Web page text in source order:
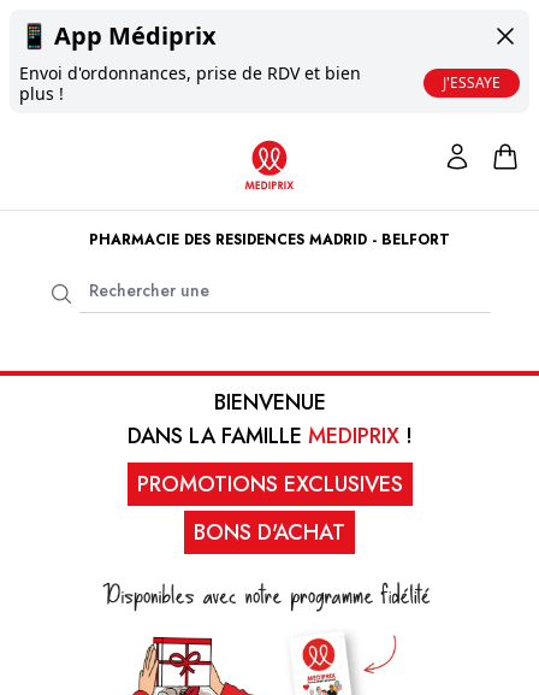
📱 App Médiprix
Envoi d'ordonnances, prise de RDV et bien
plus !
J'ESSAYE
PHARMACIE DES RESIDENCES MADRID - BELFORT
BIENVENUE
DANS LA FAMILLE MEDIPRIX !
PROMOTIONS EXCLUSIVES
BONS D'ACHAT